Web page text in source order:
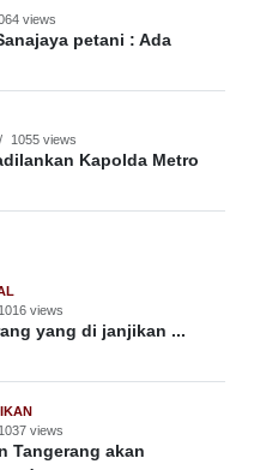
views
petani : Ada
/ 1055 views
Kapolda Metro
1016 views
yang di janjikan ...
1037 views
Tangerang akan